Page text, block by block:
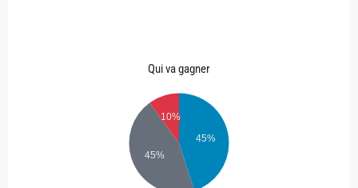
Qui va gagner